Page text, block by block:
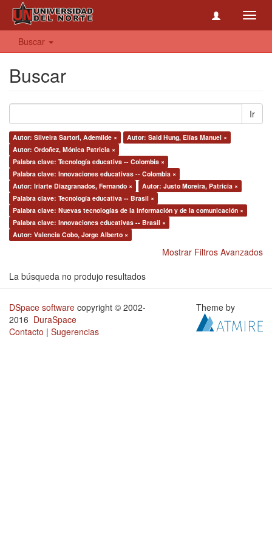
Buscar
Buscar
Ir
Autor: Silveira Sartori, Ademilde ×
Autor: Said Hung, Elías Manuel ×
Autor: Ordoñez, Mónica Patricia ×
Palabra clave: Tecnología educativa -- Colombia ×
Palabra clave: Innovaciones educativas -- Colombia ×
Autor: Iriarte Diazgranados, Fernando ×
Autor: Justo Moreira, Patricia ×
Palabra clave: Tecnología educativa -- Brasil ×
Palabra clave: Nuevas tecnologías de la información y de la comunicación ×
Palabra clave: Innovaciones educativas -- Brasil ×
Autor: Valencia Cobo, Jorge Alberto ×
Mostrar Filtros Avanzados
La búsqueda no produjo resultados
DSpace software copyright © 2002-
2016 DuraSpace
Contacto | Sugerencias
Theme by